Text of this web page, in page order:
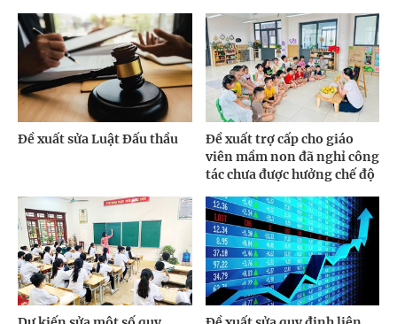
Đề xuất sửa Luật Đấu thầu
Đề xuất trợ cấp cho giáo
viên mầm non đã nghỉ công
tác chưa được hưởng chế độ